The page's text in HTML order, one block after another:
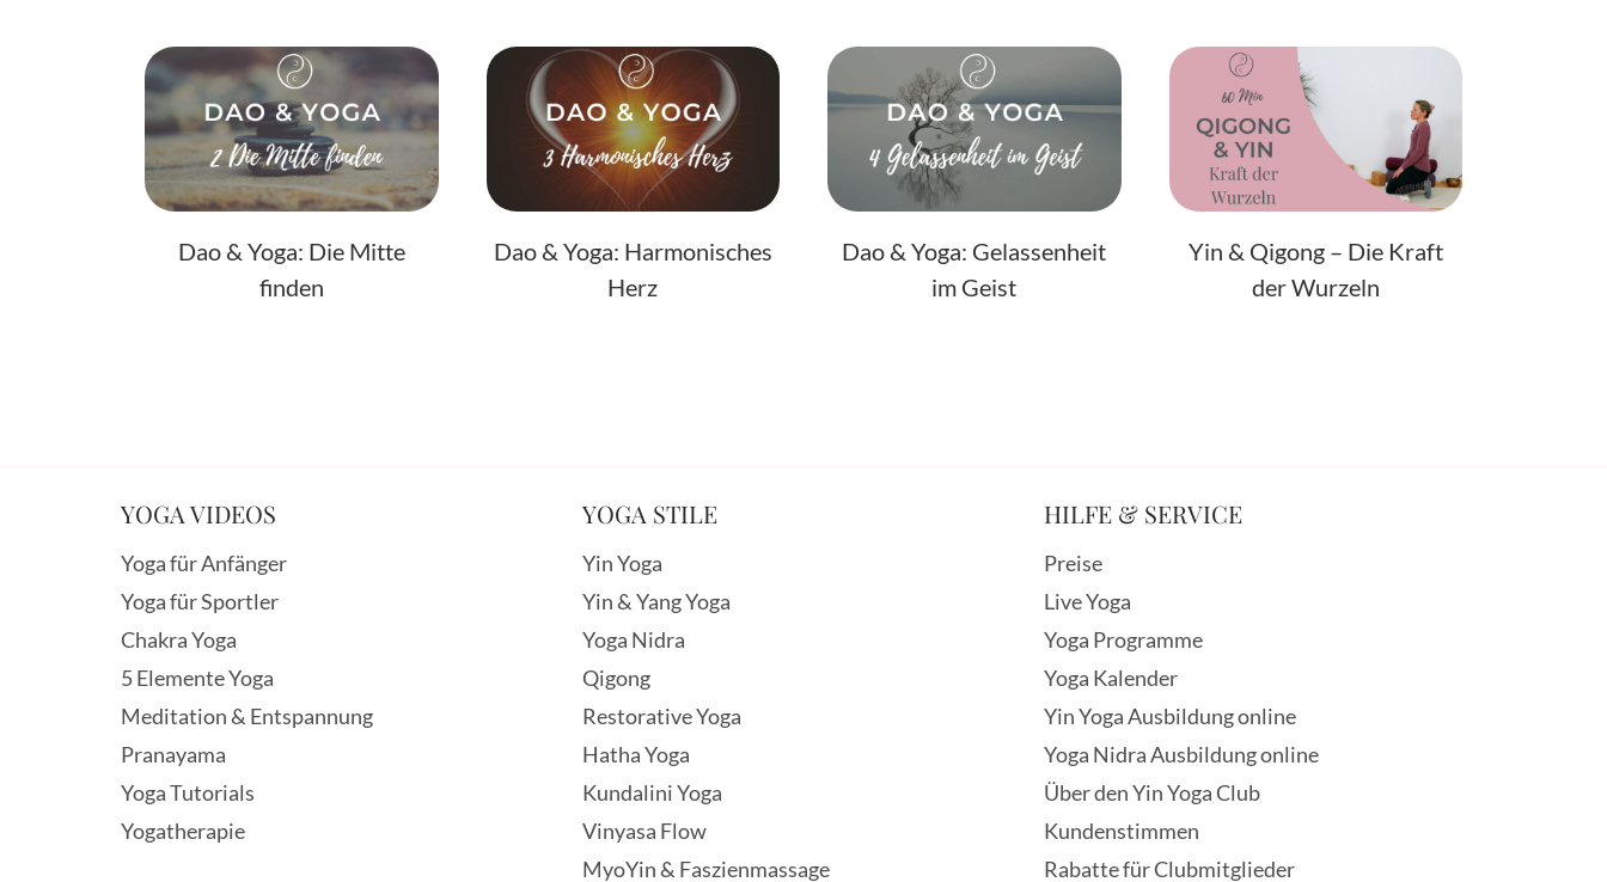
Dao & Yoga: Die Mitte
finden
Dao & Yoga: Harmonisches
Herz
Dao & Yoga: Gelassenheit
im Geist
Yin & Qigong – Die Kraft
der Wurzeln
YOGA VIDEOS
Yoga für Anfänger
Yoga für Sportler
Chakra Yoga
5 Elemente Yoga
Meditation & Entspannung
Pranayama
Yoga Tutorials
Yogatherapie
YOGA STILE
Yin Yoga
Yin & Yang Yoga
Yoga Nidra
Qigong
Restorative Yoga
Hatha Yoga
Kundalini Yoga
Vinyasa Flow
MyoYin & Faszienmassage
HILFE & SERVICE
Preise
Live Yoga
Yoga Programme
Yoga Kalender
Yin Yoga Ausbildung online
Yoga Nidra Ausbildung online
Über den Yin Yoga Club
Kundenstimmen
Rabatte für Clubmitglieder